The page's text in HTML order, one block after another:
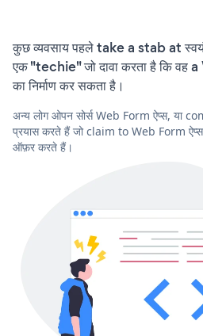
कुछ व्यवसाय पहले take a stab at
एक "techie" जो दावा करता है कि
का निर्माण कर सकता है।
अन्य लोग ओपन सोर्स Web Form ऐप्स, या
प्रयास करते हैं जो claim to Web Form
ऑफ़र करते हैं।